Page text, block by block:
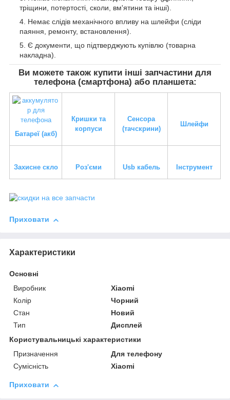
тріщини, потертості, сколи, вм'ятини та інші).
Немає слідів механічного впливу на шлейфи (сліди
паяння, ремонту, встановлення).
Є документи, що підтверджують купівлю (товарна
накладна).
Ви можете також купити інші запчастини для
телефона (смартфона) або планшета:
Батареї (акб)
Кришки та
корпуси
Сенсора
(тачскрини)
Шлейфи
Захисне скло Роз'єми Usb кабель Інструмент
Приховати
Характеристики
Основні
Виробник
Xiaomi
Колір
Чорний
Стан
Новий
Тип
Дисплей
Користувальницькі характеристики
Призначення
Для телефону
Сумісність
Xiaomi
Приховати